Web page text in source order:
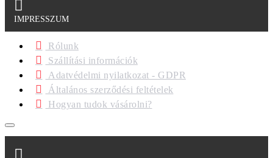
IMPRESSZUM
Rólunk
Szállítási információk
Adatvédelmi nyilatkozat - GDPR
Általános szerződési feltételek
Hogyan tudok vásárolni?